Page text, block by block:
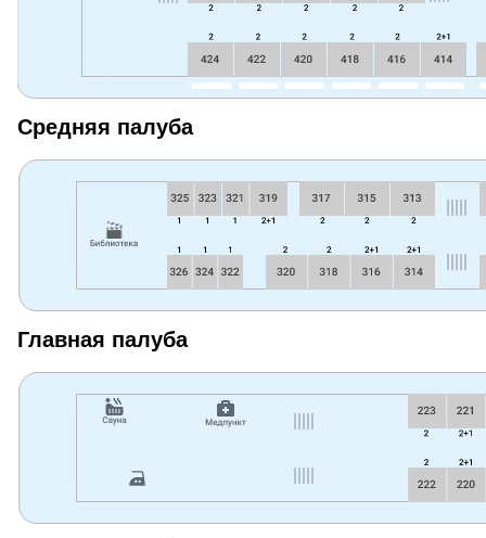
Средняя палуба
Главная палуба